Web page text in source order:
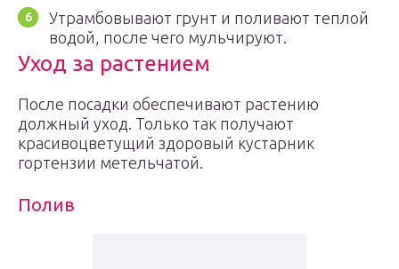
Утрамбовывают грунт и поливают теплой
водой, после чего мульчируют.
Уход за растением
После посадки обеспечивают растению
должный уход. Только так получают
красивоцветущий здоровый кустарник
гортензии метельчатой.
Полив